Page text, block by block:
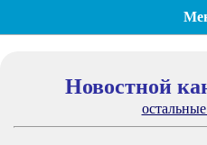
Новостной